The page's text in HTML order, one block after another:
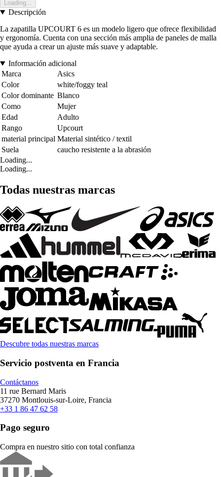
Loading...
Descripción
La zapatilla UPCOURT 6 es un modelo ligero que ofrece flexibilidad
y ergonomía. Cuenta con una sección más amplia de paneles de malla
que ayuda a crear un ajuste más suave y adaptable.
Información adicional
Marca
Asics
Color
white/foggy teal
Color dominante Blanco
Como
Mujer
Edad
Adulto
Rango
Upcourt
material principal Material sintético / textil
Suela
caucho resistente a la abrasión
Loading...
Loading...
Todas nuestras marcas
Descubre todas nuestras marcas
Servicio postventa en Francia
Contáctanos
11 rue Bernard Maris
37270 Montlouis-sur-Loire, Francia
+33 1 86 47 62 58
Pago seguro
Compra en nuestro sitio con total confianza